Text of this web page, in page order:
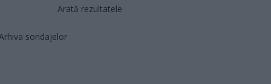
Arată rezultatele
sondajelor